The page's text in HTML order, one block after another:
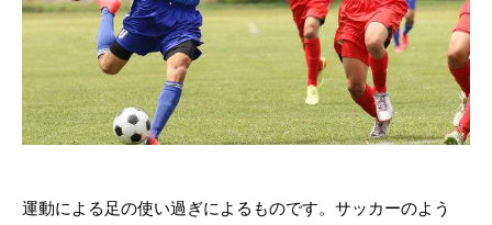
運動による足の使い過ぎによるものです。サッカーのよう